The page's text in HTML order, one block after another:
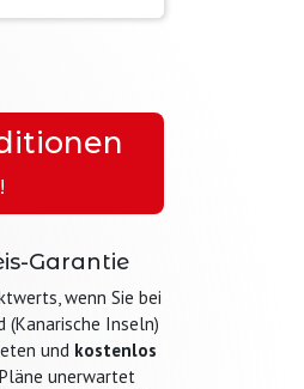
Garantie
wenn Sie bei
(Kanarische Inseln)
und kostenlos
unerwartet